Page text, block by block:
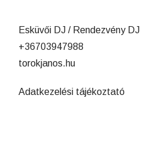
Esküvői DJ / Rendezvény DJ
+36703947988
torokjanos.hu
Adatkezelési tájékoztató